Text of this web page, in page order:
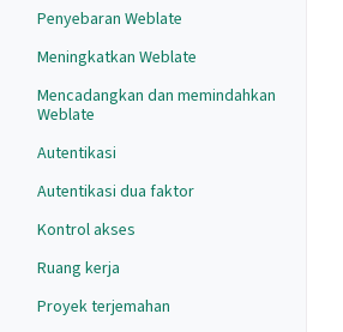
Penyebaran Weblate
Meningkatkan Weblate
Mencadangkan dan memindahkan
Weblate
Autentikasi
Autentikasi dua faktor
Kontrol akses
Ruang kerja
Proyek terjemahan